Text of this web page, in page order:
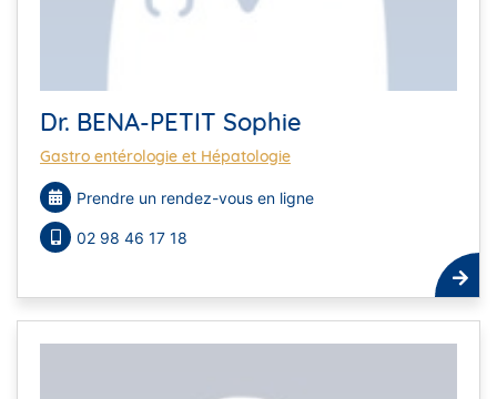
Dr. BENA-PETIT Sophie
Gastro entérologie et Hépatologie
Prendre un rendez-vous en ligne
02 98 46 17 18